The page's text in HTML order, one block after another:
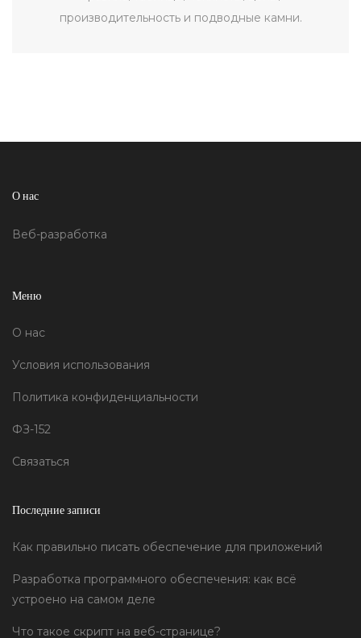
производительность и подводные камни.
О нас
Веб-разработка
Меню
О нас
Условия использования
Политика конфиденциальности
ФЗ-152
Связаться
Последние записи
Как правильно писать обеспечение для приложений
Разработка программного обеспечения: как всё
устроено на самом деле
Что такое скрипт на веб-странице?